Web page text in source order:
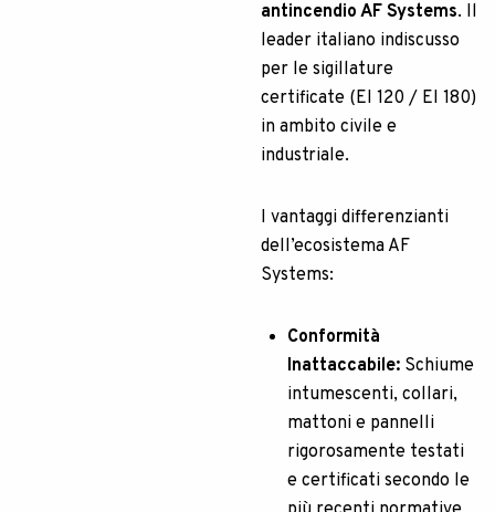
antincendio AF Systems. Il
leader italiano indiscusso
per le sigillature
certificate (EI 120 / EI 180)
in ambito civile e
industriale.
I vantaggi differenzianti
dell’ecosistema AF
Systems:
Conformità
Inattaccabile: Schiume
intumescenti, collari,
mattoni e pannelli
rigorosamente testati
e certificati secondo le